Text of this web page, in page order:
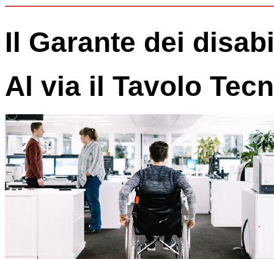
Il Garante dei
Al via il Tavolo